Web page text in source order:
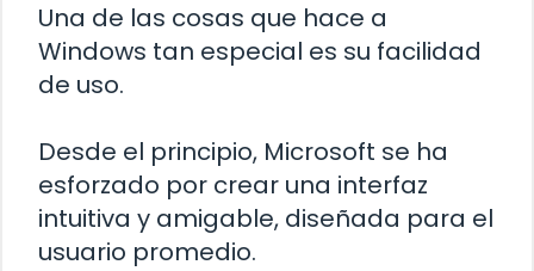
Una de las cosas que hace a
Windows tan especial es su facilidad
de uso.
Desde el principio, Microsoft se ha
esforzado por crear una interfaz
intuitiva y amigable, diseñada para el
usuario promedio.